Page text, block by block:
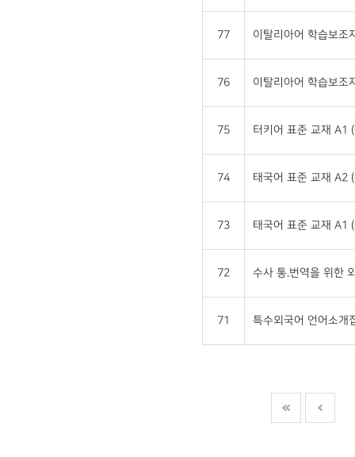
77 이탈리아어 학습보조
76 이탈리아어 학습보조
75 터키어 표준 교재 A1
74 태국어 표준 교재 A2
73 태국어 표준 교재 A1
72 수사 통.번역을 위한
71 특수외국어 언어소개